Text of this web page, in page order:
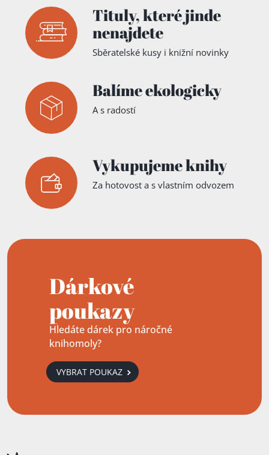
Tituly,které jinde
nenajdete
Sběratelské kusy i knižní novinky
Balíme ekologicky
A s radostí
Vykupujeme knihy
Za hotovost a s vlastním odvozem
Dárkové
poukazy
Hledáte dárek pro náročné
knihomoly?
VYBRAT POUKAZ